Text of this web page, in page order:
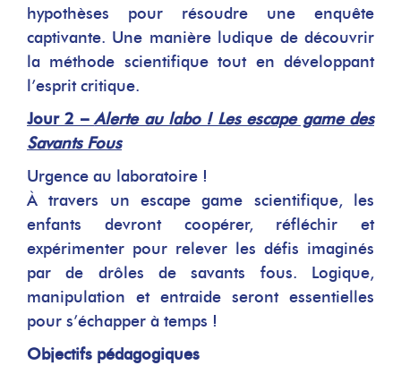
hypothèses pour résoudre une enquête
captivante. Une manière ludique de découvrir
la méthode scientifique tout en développant
l’esprit critique.
Jour 2 –Alerte au labo ! Les escape game des
Savants Fous
Urgence au laboratoire !
À travers un escape game scientifique, les
enfants devront coopérer, réfléchir et
expérimenter pour relever les défis imaginés
par de drôles de savants fous. Logique,
manipulation et entraide seront essentielles
pour s’échapper à temps !
Objectifs pédagogiques